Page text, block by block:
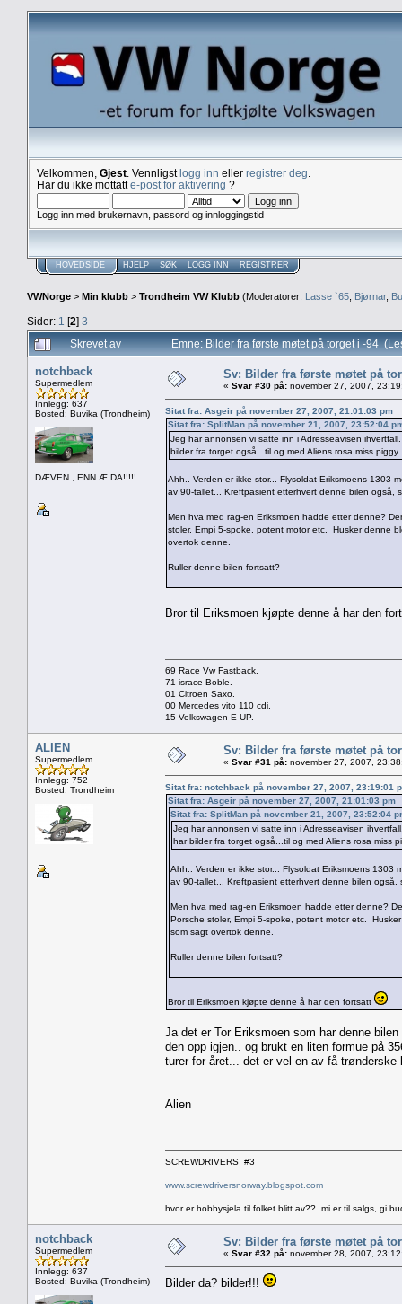
Velkommen, Gjest . Vennligstlogg inn eller registrer deg
Har du ikke mottatte-post for aktivering ?
Logg inn med brukernavn, passord og innloggingstid
HOVEDSIDE HJELP SØK LOGG INN REGISTRER
VWNorge > Min klubb > Trondheim VW Klubb (Moderatorer: Lasse `65 Bjørnar,
Sider: 1 [2] 3
Skrevet av
Emne: Bilder fra første møtet på torget i -94
notchback
Supermedlem
Innlegg: 637
Bosted: Buvika (Trondheim)
DÆVEN , ENN Æ DA!!!!!
Sv: Bilder fra første møtet på
« Svar #30 på: november 27, 2007,
Sitat fra: Asgeir på november 27, 2007, 21:01:03 pm
Sitat fra: SplitMan på november 21, 2007, 23:52:04
Jeg har annonsen vi satte inn i Adresseavisen
bilder fra torget også...til og med Aliens rosa miss
Ahh.. Verden er ikke stor... Flysoldat Eriksmoens 1303
av 90-tallet... Kreftpasient etterhvert denne bilen også,
Men hva med rag-en Eriksmoen hadde etter denne?
stoler, Empi 5-spoke, potent motor etc. Husker denne
overtok denne.
Ruller denne bilen fortsatt?
Bror til Eriksmoen kjøpte denne å har den
69 Race Vw Fastback.
71 israce Boble.
01 Citroen Saxo.
00 Mercedes vito 110 cdi.
15 Volkswagen E-UP.
ALIEN
Supermedlem
Innlegg: 752
Bosted: Trondheim
Sv: Bilder fra første møtet på
« Svar #31 på: november 27, 2007,
Sitat fra: notchback på november 27, 2007, 23:19:01
Sitat fra: Asgeir på november 27, 2007, 21:01:03 pm
Sitat fra: SplitMan på november 21, 2007, 23:52:04
Jeg har annonsen vi satte inn i Adresseavisen
har bilder fra torget også...til og med Aliens rosa miss
Ahh.. Verden er ikke stor... Flysoldat Eriksmoens
av 90-tallet... Kreftpasient etterhvert denne bilen
Men hva med rag-en Eriksmoen hadde etter denne?
Porsche stoler, Empi 5-spoke, potent motor etc.
som sagt overtok denne.
Ruller denne bilen fortsatt?
Bror til Eriksmoen kjøpte denne å har den fortsatt
Ja det er Tor Eriksmoen som har denne
den opp igjen.. og brukt en liten formue på
turer for året... det er vel en av få
Alien
SCREWDRIVERS #3
www.screwdriversnorway.blogspot.com
hvor er hobbysjela til folket blitt av?? mi er til salgs, gi
notchback
Supermedlem
Innlegg: 637
Bosted: Buvika (Trondheim)
Sv: Bilder fra første møtet på
« Svar #32 på: november 28, 2007,
Bilder da? bilder!!!